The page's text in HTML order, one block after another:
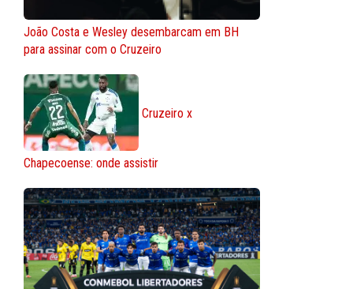
João Costa e Wesley desembarcam em BH
para assinar com o Cruzeiro
Cruzeiro x
Chapecoense: onde assistir